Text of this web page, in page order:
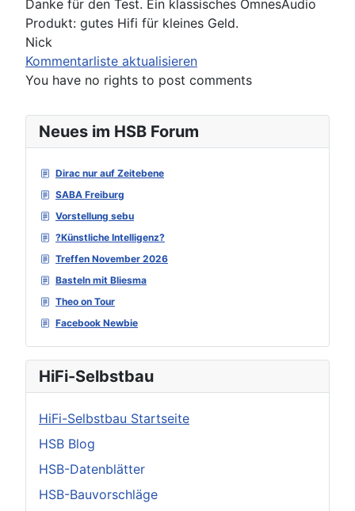
Neues im HSB Forum
Dirac nur auf Zeitebene
SABA Freiburg
Vorstellung sebu
?Künstliche Intelligenz?
Treffen November 2026
Basteln mit Bliesma
Theo on Tour
Facebook Newbie
HiFi-Selbstbau
HiFi-Selbstbau Startseite
HSB Blog
HSB-Datenblätter
HSB-Bauvorschläge
Danke für den Test. Ein klassisches OmnesAudio
Produkt: gutes Hifi für kleines Geld.
Nick
Kommentarliste aktualisieren
You have no rights to post comments